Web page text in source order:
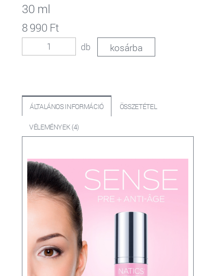
30 ml
8 990 Ft
db
ÁLTALÁNOS INFORMÁCIÓ ÖSSZETÉTEL
VÉLEMÉNYEK (4)